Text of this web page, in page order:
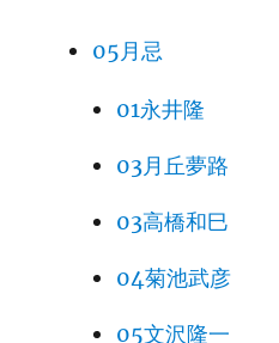
05月忌
01永井隆
03月丘夢路
03高橋和巳
04菊池武彦
05文沢隆一